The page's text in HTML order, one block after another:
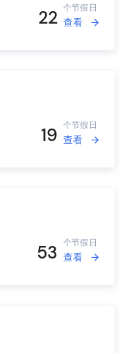
22 个节假日
查看
19 个节假日
查看
53 个节假日
查看